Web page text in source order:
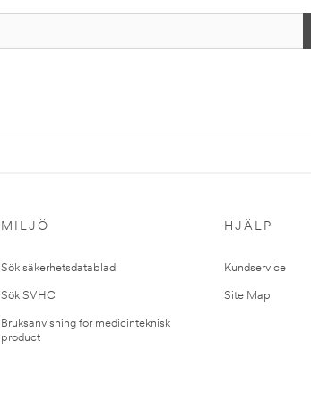
MILJÖ
Sök säkerhetsdatablad
Sök SVHC
Bruksanvisning för medicinteknisk
product
HJÄLP
Kundservice
Site Map